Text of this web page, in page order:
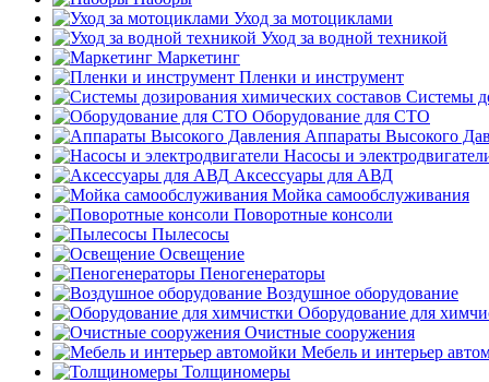
Уход за мотоциклами
Уход за водной техникой
Маркетинг
Пленки и инструмент
Системы
Оборудование для СТО
Аппараты Высокого
Насосы и
Аксессуары для АВД
Мойка самообслуживания
Поворотные консоли
Пылесосы
Освещение
Пеногенераторы
Воздушное оборудование
Оборудование для
Очистные сооружения
Мебель и интерьер
Толщиномеры